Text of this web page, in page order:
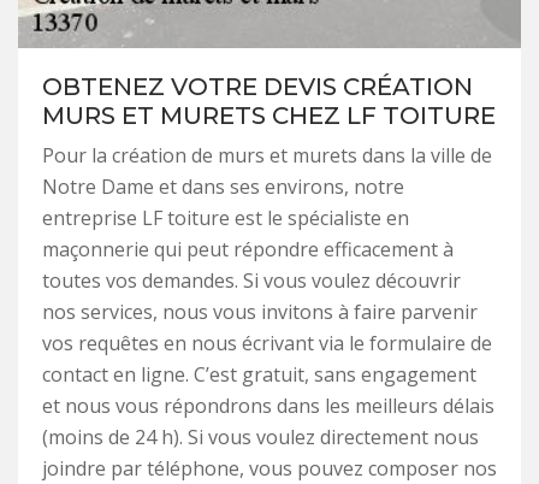
OBTENEZ VOTRE DEVIS CRÉATION
MURS ET MURETS CHEZ LF TOITURE
Pour la création de murs et murets dans la ville de
Notre Dame et dans ses environs, notre
entreprise LF toiture est le spécialiste en
maçonnerie qui peut répondre efficacement à
toutes vos demandes. Si vous voulez découvrir
nos services, nous vous invitons à faire parvenir
vos requêtes en nous écrivant via le formulaire de
contact en ligne. C’est gratuit, sans engagement
et nous vous répondrons dans les meilleurs délais
(moins de 24 h). Si vous voulez directement nous
joindre par téléphone, vous pouvez composer nos